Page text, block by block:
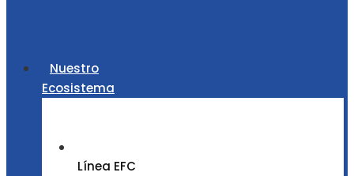
Nuestro
Ecosistema
Línea EFC